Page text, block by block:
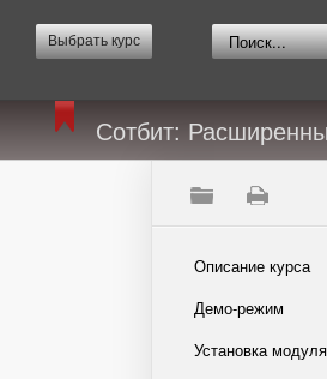
Выбрать курс
Сотбит:
Описание курса
Демо-режим
Установка модуля